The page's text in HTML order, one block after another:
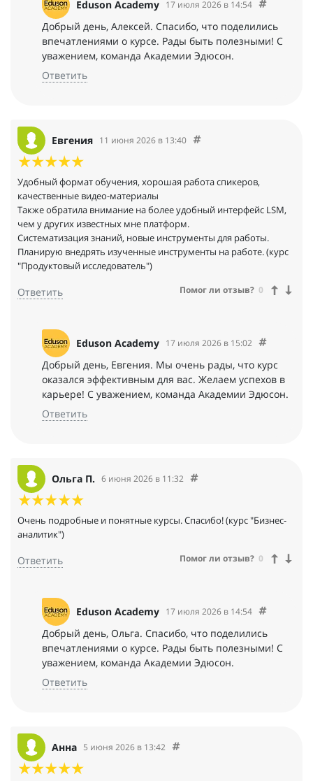
Eduson Academy 17 июля 2026 в 14:54
Добрый день, Алексей. Спасибо, что поделились
впечатлениями о курсе. Рады быть полезными! С
уважением, команда Академии Эдюсон.
Ответить
Евгения 11 июня 2026 в 13:40
Удобный формат обучения, хорошая работа спикеров,
качественные видео-материалы
Также обратила внимание на более удобный интерфейс LSM,
чем у других известных мне платформ.
Систематизация знаний, новые инструменты для работы.
Планирую внедрять изученные инструменты на работе. (курс
"Продуктовый исследователь")
Ответить Помог ли отзыв? 0
Eduson Academy 17 июля 2026 в 15:02
Добрый день, Евгения. Мы очень рады, что курс
оказался эффективным для вас. Желаем успехов в
карьере! С уважением, команда Академии Эдюсон.
Ответить
Ольга П. 6 июня 2026 в 11:32
Очень подробные и понятные курсы. Спасибо! (курс "Бизнес-
аналитик")
Ответить Помог ли отзыв? 0
Eduson Academy 17 июля 2026 в 14:54
Добрый день, Ольга. Спасибо, что поделились
впечатлениями о курсе. Рады быть полезными! С
уважением, команда Академии Эдюсон.
Ответить
Анна 5 июня 2026 в 13:42